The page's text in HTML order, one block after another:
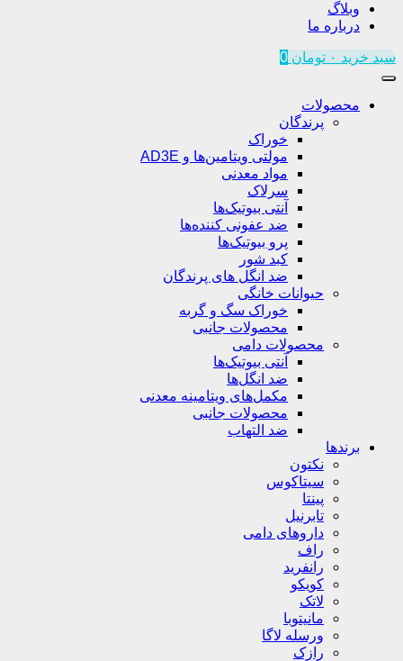
وبلاگ
درباره ما
سبد خرید ۰ تومان 0
محصولات
پرندگان
خوراک
مولتی ویتامین‌ها و AD3E
مواد معدنی
سرلاک
آنتی بیوتیک‌ها
ضد عفونی کننده‌ها
پرو بیوتیک‌ها
کبد شور
ضد انگل های پرندگان
حیوانات خانگی
خوراک سگ و گربه
محصولات جانبی
محصولات دامی
آنتی بیوتیک‌ها
ضد انگل‌ها
مکمل‌های ویتامینه معدنی
محصولات جانبی
ضد التهاب
برندها
نکتون
سیتاکوس
پینتا
تابرنیل
داروهای دامی
راف
رانفرید
کویکو
لاتک
مانیتوبا
ورسله لاگا
رازک